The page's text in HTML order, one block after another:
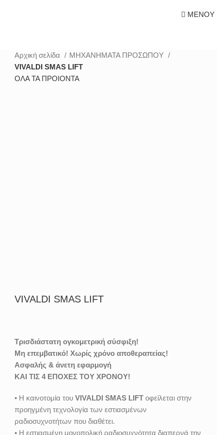
ΜΕΝΟΥ
Αρχική σελίδα
ΜΗΧΑΝΗΜΑΤΑ ΠΡΟΣΩΠΟΥ
VIVALDI SMAS LIFT
ΟΛΑ ΤΑ ΠΡΟΙΟΝΤΑ
VIVALDI SMAS LIFT
Τρισδιάστατη ογκομετρική σύσφιξη!
Μη επεμβατικό! Xωρίς χρόνο αποθεραπείας!
Ασφαλής & άνετη εφαρμογή
ΚΑΙ ΤΙΣ 4 ΕΠΟΧΕΣ ΤΟΥ ΧΡΟΝΟΥ!
• Η καινοτομία του VIVALDI SMAS LIFT οφείλεται στην
προηγμένη τεχνολογία των εστιασμένων
ραδιοσυχνοτήτων που διαθέτει.
• Η εστιασμένη μονοπολική ραδιοσυχνότητα διαπερνά την